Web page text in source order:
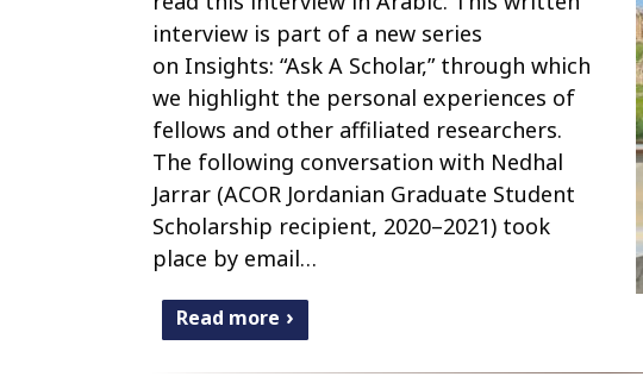
interview is part of a new series
on Insights: “Ask A Scholar,” through which
we highlight the personal experiences of
fellows and other affiliated researchers.
The following conversation with Nedhal
Jarrar (ACOR Jordanian Graduate Student
Scholarship recipient, 2020–2021) took
place by email…
Read more